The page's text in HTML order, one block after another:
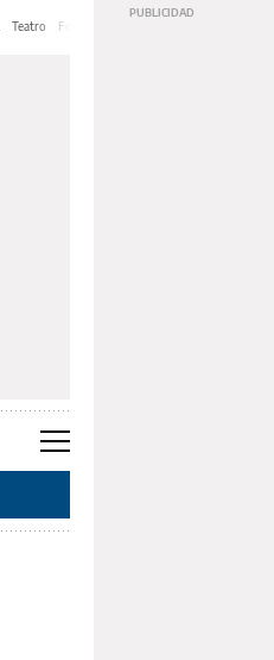
Teatro Feria de Editores